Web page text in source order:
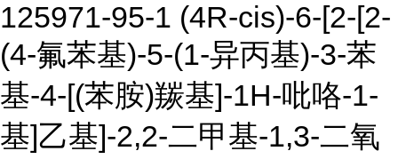
125971-95-1 (4R-cis)-6-[2-[2-
(4-氟苯基)-5-(1-异丙基)-3-苯
基-4-[(苯胺)羰基]-1H-吡咯-1-
基]乙基]-2,2-二甲基-1,3-二氧